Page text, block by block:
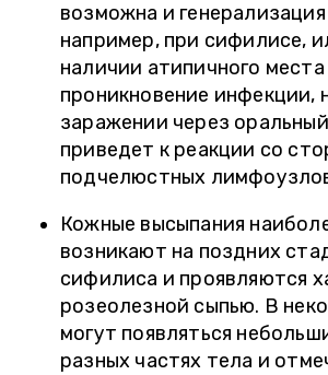
возможна и
например, при сифилисе,
наличии атипичного места
проникновение инфекции,
заражении через
приведет к реакции со
подчелюстных
Кожные высыпания
возникают на поздних
сифилиса и проявляются
розеолезной сыпью. В
могут появляться
разных частях тела и